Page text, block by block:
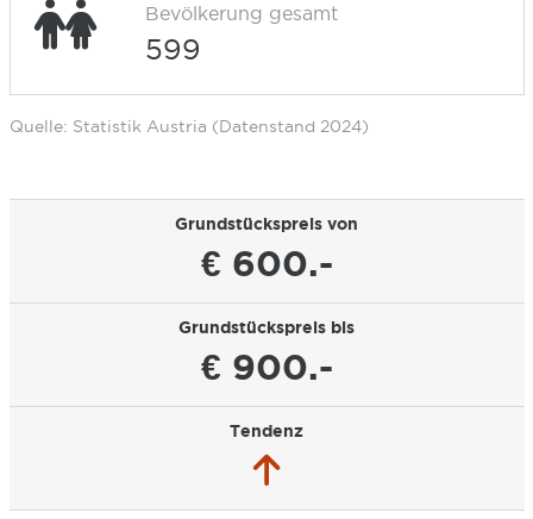
Bevölkerung gesamt
599
Quelle: Statistik Austria (Datenstand 2024)
Grundstückspreis von
€ 600.-
Grundstückspreis bis
€ 900.-
Tendenz